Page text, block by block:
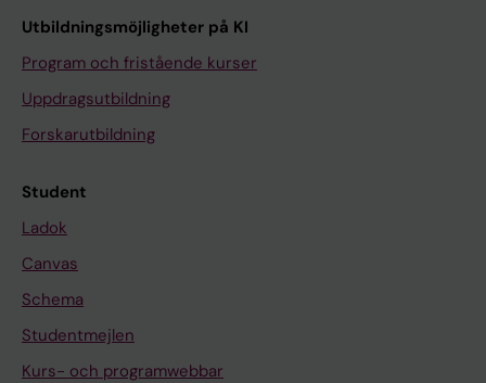
Utbildningsmöjligheter på KI
Program och fristående kurser
Uppdragsutbildning
Forskarutbildning
Student
Ladok
Canvas
Schema
Studentmejlen
Kurs- och programwebbar